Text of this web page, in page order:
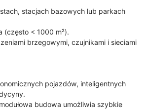
stacjach bazowych lub parkach
(często < 1000 m²).
brzegowymi, czujnikami i sieciami
pojazdów, inteligentnych
budowa umożliwia szybkie